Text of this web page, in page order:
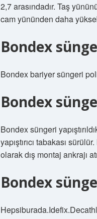
2,7 arasındadır. Taş
cam yününden daha
Bondex
Bondex bariyer süngeri
Bondex
Bondex süngeri
yapıştırıcı tabakası
olarak dış montaj ankrajı
Bondex